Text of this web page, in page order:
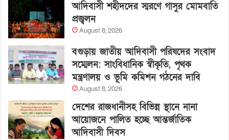
আদিবাসী শহীদদের স্মরণে গাসুর মোমবাতি
প্রজ্বলন
August 8, 2026
বগুড়ায় জাতীয় আদিবাসী পরিষদের সংবাদ
সম্মেলন: সাংবিধানিক স্বীকৃতি, পৃথক
মন্ত্রণালয় ও ভূমি কমিশন গঠনের দাবি
August 8, 2026
দেশের রাজধানীসহ বিভিন্ন স্থানে নানা
আয়োজনে পালিত হচ্ছে আন্তর্জাতিক
আদিবাসী দিবস